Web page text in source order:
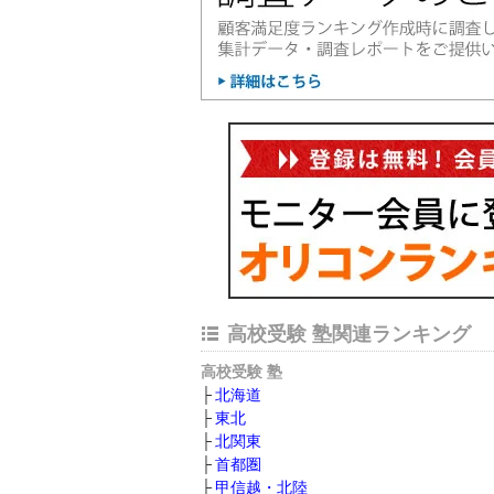
高校受験 塾関連ランキング
高校受験 塾
北海道
東北
北関東
首都圏
甲信越・北陸